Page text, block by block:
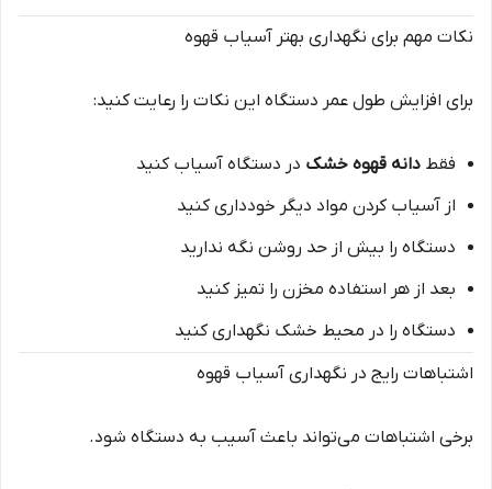
نکات مهم برای نگهداری بهتر آسیاب قهوه
برای افزایش طول عمر دستگاه این نکات را رعایت کنید:
فقط دانه قهوه خشک در دستگاه آسیاب کنید
از آسیاب کردن مواد دیگر خودداری کنید
دستگاه را بیش از حد روشن نگه ندارید
بعد از هر استفاده مخزن را تمیز کنید
دستگاه را در محیط خشک نگهداری کنید
اشتباهات رایج در نگهداری آسیاب قهوه
برخی اشتباهات می‌تواند باعث آسیب به دستگاه شود.